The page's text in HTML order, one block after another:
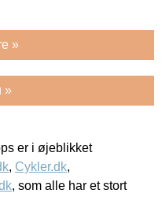
»
»
er i øjeblikket
, Cykler.dk,
, som alle har et stort